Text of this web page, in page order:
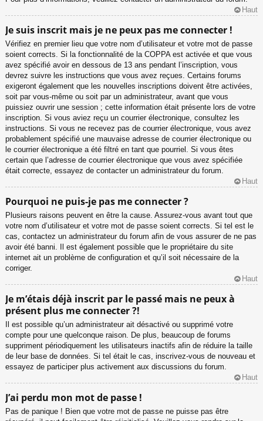
Haut
Je suis inscrit mais je ne peux pas me connecter !
Vérifiez en premier lieu que votre nom d’utilisateur et votre mot de passe
soient corrects. Si la fonctionnalité de la COPPA est activée et que vous
avez spécifié avoir en dessous de 13 ans pendant l’inscription, vous
devrez suivre les instructions que vous avez reçues. Certains forums
exigeront également que les nouvelles inscriptions doivent être activées,
soit par vous-même ou soit par un administrateur, avant que vous
puissiez ouvrir une session ; cette information était présente lors de votre
inscription. Si vous aviez reçu un courrier électronique, consultez les
instructions. Si vous ne recevez pas de courrier électronique, vous avez
probablement spécifié une mauvaise adresse de courrier électronique ou
le courrier électronique a été filtré en tant que pourriel. Si vous êtes
certain que l’adresse de courrier électronique que vous avez spécifiée
était correcte, essayez de contacter un administrateur du forum.
Haut
Pourquoi ne puis-je pas me connecter ?
Plusieurs raisons peuvent en être la cause. Assurez-vous avant tout que
votre nom d’utilisateur et votre mot de passe soient corrects. Si tel est le
cas, contactez un administrateur du forum afin de vous assurer de ne pas
avoir été banni. Il est également possible que le propriétaire du site
internet ait un problème de configuration et qu’il soit nécessaire de la
corriger.
Haut
Je m’étais déjà inscrit par le passé mais ne peux à
présent plus me connecter ?!
Il est possible qu’un administrateur ait désactivé ou supprimé votre
compte pour une quelconque raison. De plus, beaucoup de forums
suppriment périodiquement les utilisateurs inactifs afin de réduire la taille
de leur base de données. Si tel était le cas, inscrivez-vous de nouveau et
essayez de participer plus activement aux discussions du forum.
Haut
J’ai perdu mon mot de passe !
Pas de panique ! Bien que votre mot de passe ne puisse pas être